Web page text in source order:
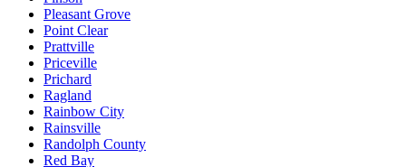
Pleasant Grove
Point Clear
Prattville
Priceville
Prichard
Ragland
Rainbow City
Rainsville
Randolph County
Red Bay